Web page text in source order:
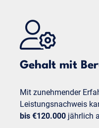
Gehalt mit
Mit zunehmender
Leistungsnachweis
bis €120.000 jährlich